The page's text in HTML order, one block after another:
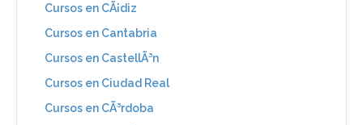
Cursos en CÃ¡diz
Cursos en Cantabria
Cursos en CastellÃ³n
Cursos en Ciudad Real
Cursos en CÃ³rdoba